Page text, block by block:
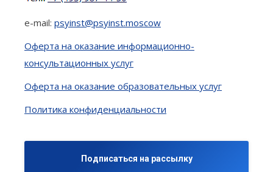
e-mail: psyinst@psyinst.moscow
Оферта на оказание информационно-
консультационных услуг
Оферта на оказание образовательных услуг
Политика конфиденциальности
Подписаться на рассылку